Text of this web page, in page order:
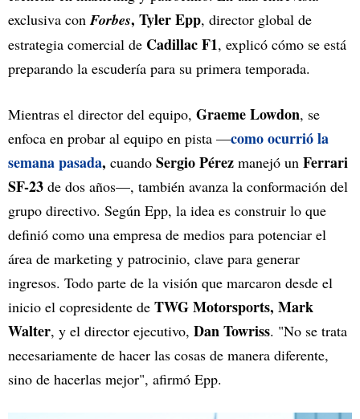
exclusiva conForbes, Tyler Epp, director global de
estrategia comercial de Cadillac F1, explicó cómo se está
preparando la escudería para su primera temporada.
Mientras el director del equipo, Graeme Lowdon, se
enfoca en probar al equipo en pista —como ocurrió la
semana pasada, cuando Sergio Pérez manejó un Ferrari
SF-23 de dos años—, también avanza la conformación del
grupo directivo. Según Epp, la idea es construir lo que
definió como una empresa de medios para potenciar el
área de marketing y patrocinio, clave para generar
ingresos. Todo parte de la visión que marcaron desde el
inicio el copresidente de TWG Motorsports, Mark
Walter, y el director ejecutivo, Dan Towriss. "No se trata
necesariamente de hacer las cosas de manera diferente,
sino de hacerlas mejor", afirmó Epp.